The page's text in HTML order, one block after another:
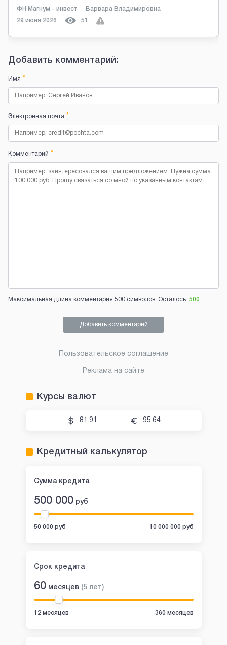
ФН Магнум - инвест Варвара Владимировна
29 июня 2026 51
Добавить комментарий:
Имя *
Электронная почта *
Комментарий *
Максимальная длина комментария 500 символов. Осталось: 500
Добавить комментарий
Пользовательское соглашение
Реклама на сайте
Курсы валют
81.91 95.64
Кредитный калькулятор
Сумма кредита
500 000 руб
50 000 руб 10 000 000 руб
Срок кредита
60 месяцев (5 лет)
12 месяцев 360 месяцев